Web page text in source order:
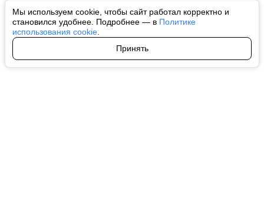
Мы используем cookie, чтобы сайт работал корректно и
становился удобнее. Подробнее — в Политике
использования cookie
Принять